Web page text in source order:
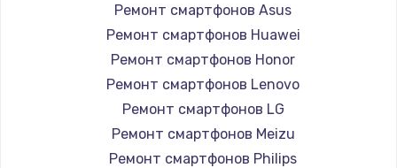
Ремонт смартфонов Asus
Ремонт смартфонов Huawei
Ремонт смартфонов Honor
Ремонт смартфонов Lenovo
Ремонт смартфонов LG
Ремонт смартфонов Meizu
Ремонт смартфонов Philips